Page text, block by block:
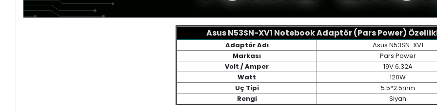
Asus N53SN-XV1 Notebook Adaptör (Pars Power)
Adaptör Adı
Asus N53SN-XV1
Markası
Pars Power
Volt / Amper
19V 6.32A
Watt
120W
Uç Tipi
5.5*2.5mm
Rengi
Siyah